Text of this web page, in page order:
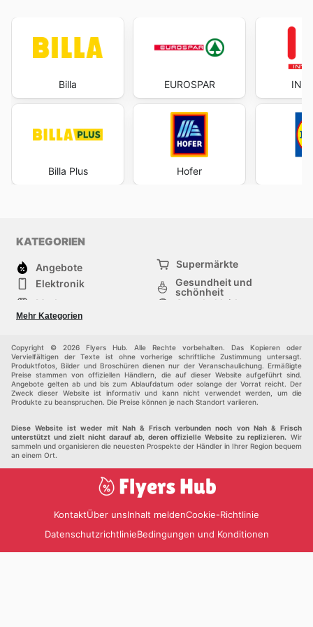
Billa
Billa Plus
EUROSPAR
Hofer
KATEGORIEN
Angebote
Supermärkte
Elektronik
Gesundheit und
schönheit
Mode
Sportbekleidung
Baumarkt
Mehr Kategorien
Copyright © 2026 Flyers Hub. Alle Rechte vorbehalten. Das Kopieren oder
Vervielfältigen der Texte ist ohne vorherige schriftliche Zustimmung untersagt.
Produktfotos, Bilder und Broschüren dienen nur der Veranschaulichung. Ermäßigte
Preise stammen von offiziellen Händlern, die auf dieser Website aufgeführt sind.
Angebote gelten ab und bis zum Ablaufdatum oder solange der Vorrat reicht. Der
Zweck dieser Website ist informativ und kann nicht verwendet werden, um die
Produkte zu beanspruchen. Die Preise können je nach Standort variieren.
Diese Website ist weder mit Nah & Frisch verbunden noch von Nah & Frisch
unterstützt und zielt nicht darauf ab, deren offizielle Website zu replizieren. Wir
sammeln und organisieren die neuesten Prospekte der Händler in Ihrer Region bequem
an einem Ort.
KontaktÜber unsInhalt meldenCookie-Richtlinie
DatenschutzrichtlinieBedingungen und Konditionen